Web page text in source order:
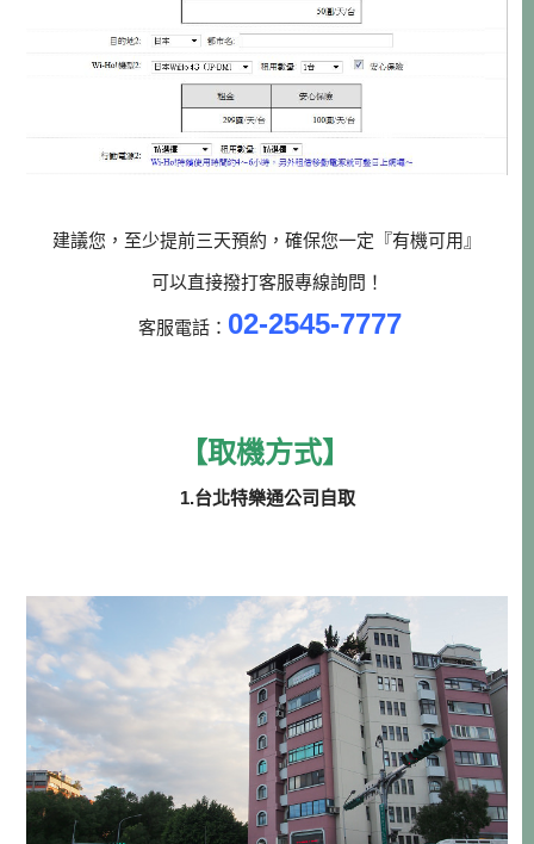
建議您，至少提前三天預約，確保您一定『有機可用』
可以直接撥打客服專線詢問！
客服電話： 02-2545-7777
【取機方式】
1.台北特樂通公司自取